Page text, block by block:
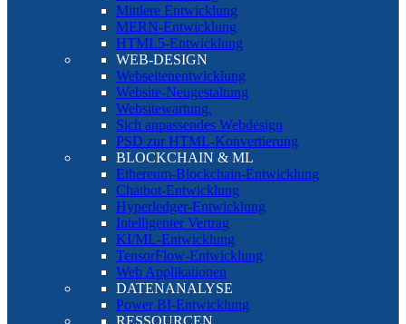
Mittlere Entwicklung
MERN-Entwicklung
HTML5-Entwicklung
WEB-DESIGN
Webseitenentwicklung
Website-Neugestaltung
Websitewartung.
Sich anpassendes Webdesign
PSD zur HTML-Konvertierung
BLOCKCHAIN & ML
Ethereum-Blockchain-Entwicklung
Chatbot-Entwicklung
Hyperledger-Entwicklung
Intelligenter Vertrag
KI/ML-Entwicklung
TensorFlow-Entwicklung
Web Applikationen
DATENANALYSE
Power BI-Entwicklung
RESSOURCEN